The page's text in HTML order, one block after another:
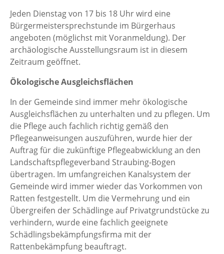
Jeden Dienstag von 17 bis 18 Uhr wird eine
Bürgermeistersprechstunde im Bürgerhaus
angeboten (möglichst mit Voranmeldung). Der
archäologische Ausstellungsraum ist in diesem
Zeitraum geöffnet.
Ökologische Ausgleichsflächen
In der Gemeinde sind immer mehr ökologische
Ausgleichsflächen zu unterhalten und zu pflegen. Um
die Pflege auch fachlich richtig gemäß den
Pflegeanweisungen auszuführen, wurde hier der
Auftrag für die zukünftige Pflegeabwicklung an den
Landschaftspflegeverband Straubing-Bogen
übertragen. Im umfangreichen Kanalsystem der
Gemeinde wird immer wieder das Vorkommen von
Ratten festgestellt. Um die Vermehrung und ein
Übergreifen der Schädlinge auf Privatgrundstücke zu
verhindern, wurde eine fachlich geeignete
Schädlingsbekämpfungsfirma mit der
Rattenbekämpfung beauftragt.